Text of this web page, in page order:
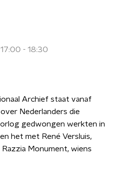
- 18:30
Archief staat vanaf
Nederlanders die
gedwongen werkten in
het met René Versluis,
Monument, wiens